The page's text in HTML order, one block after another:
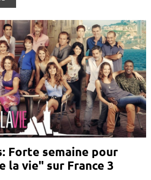
Forte semaine pour
la vie" sur France 3